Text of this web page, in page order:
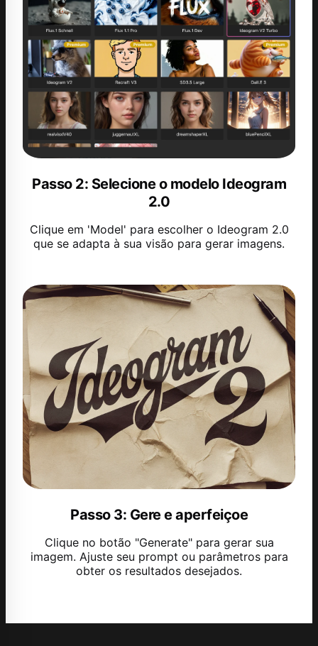
Passo 2: Selecione o modelo Ideogram
2.0
Clique em 'Model' para escolher o Ideogram 2.0
que se adapta à sua visão para gerar imagens.
Passo 3: Gere e aperfeiçoe
Clique no botão "Generate" para gerar sua
imagem. Ajuste seu prompt ou parâmetros para
obter os resultados desejados.